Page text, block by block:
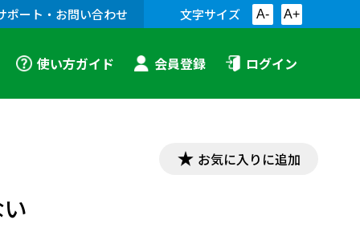
ポート・お問い合わせ 文字サイズ A- A+
使い方ガイド 会員登録 ログイン
お気に入りに追加